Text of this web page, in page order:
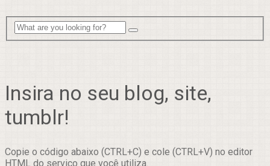
Insira no seu blog, site,
tumblr!
Copie o código abaixo (CTRL+C) e cole (CTRL+V) no editor
HTML do serviço que você utiliza.